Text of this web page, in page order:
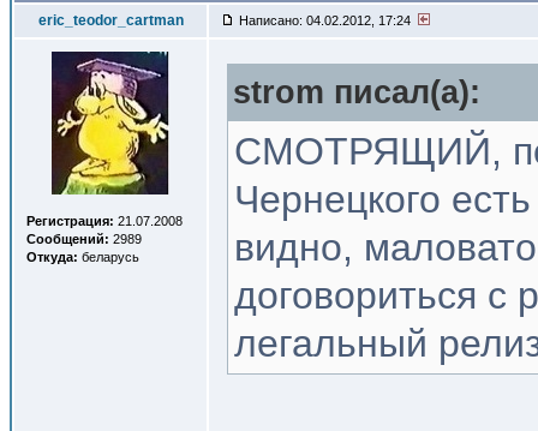
eric_teodor_cartman Написано: 04.02.2012, 17:24
Регистрация: 21.07.2008
Сообщений: 2989
Откуда: беларусь
strom писал(a):
СМОТРЯЩИЙ,
Чернецкого
видно,
договориться с
легальный